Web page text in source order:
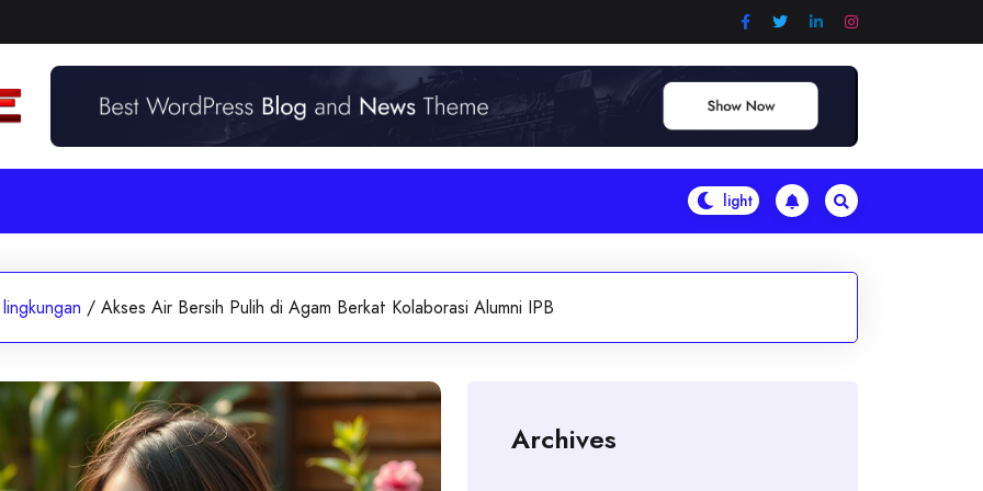
lingkungan / Akses Air Bersih Pulih di Agam Berkat Kolaborasi Alumni IPB
Archives